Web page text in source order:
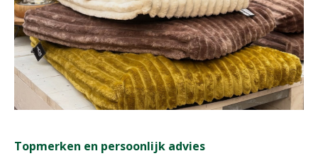
Topmerken en persoonlijk advies